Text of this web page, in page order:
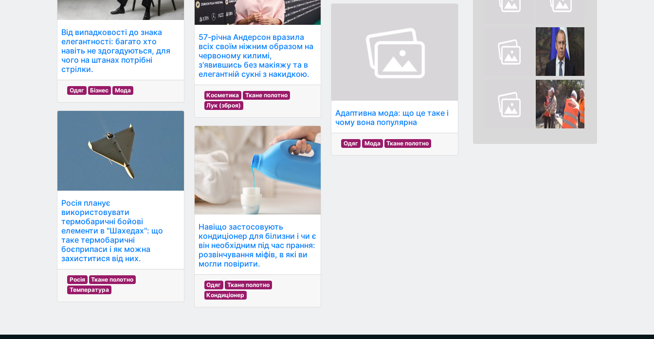
Від випадковості до знака
елегантності: багато хто
навіть не здогадуються, для
чого на штанах потрібні
стрілки.
Одяг Бізнес Мода
Росія планує
використовувати
термобаричні бойові
елементи в "Шахедах": що
таке термобаричні
боєприпаси і як можна
захиститися від них.
Росія
Ткане полотно
Температура
57-річна Андерсон вразила
всіх своїм ніжним образом на
червоному килимі,
з'явившись без макіяжу та в
елегантній сукні з накидкою.
Косметика
Ткане полотно
Лук (зброя)
Навіщо застосовують
кондиціонер для білизни і чи є
він необхідним під час прання:
розвінчування міфів, в які ви
могли повірити.
Одяг
Ткане полотно
Кондиціонер
Адаптивна мода: що це таке і
чому вона популярна
Одяг Мода Ткане полотно